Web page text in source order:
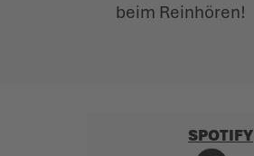
beim Reinhören!
SPOTIFY